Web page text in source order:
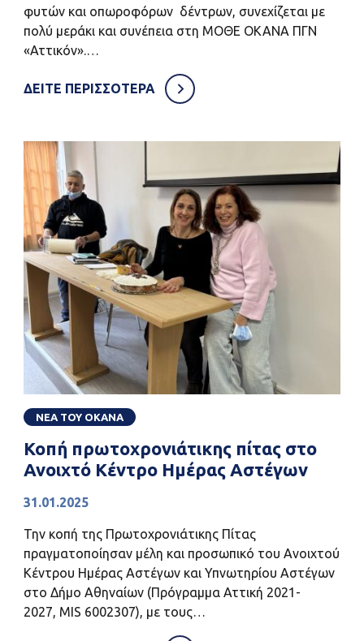
φυτών και οπωροφόρων δέντρων, συνεχίζεται με
πολύ μεράκι και συνέπεια στη ΜΟΘΕ ΟΚΑΝΑ ΠΓΝ
«Αττικόν».…
ΔΕΙΤΕ ΠΕΡΙΣΣΟΤΕΡΑ
ΝΕΑ ΤΟΥ ΟΚΑΝΑ
Κοπή πρωτοχρονιάτικης πίτας στο
Ανοιχτό Κέντρο Ημέρας Αστέγων
31.01.2025
Την κοπή της Πρωτοχρονιάτικης Πίτας
πραγματοποίησαν μέλη και προσωπικό του Ανοιχτού
Κέντρου Ημέρας Αστέγων και Υπνωτηρίου Αστέγων
στο Δήμο Αθηναίων (Πρόγραμμα Αττική 2021-
2027, MIS 6002307), με τους…